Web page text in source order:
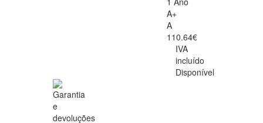
A+
A
110.64€
IVA
incluído
Disponível